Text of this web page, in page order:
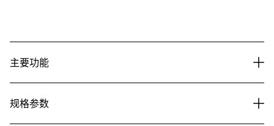
主要功能
规格参数